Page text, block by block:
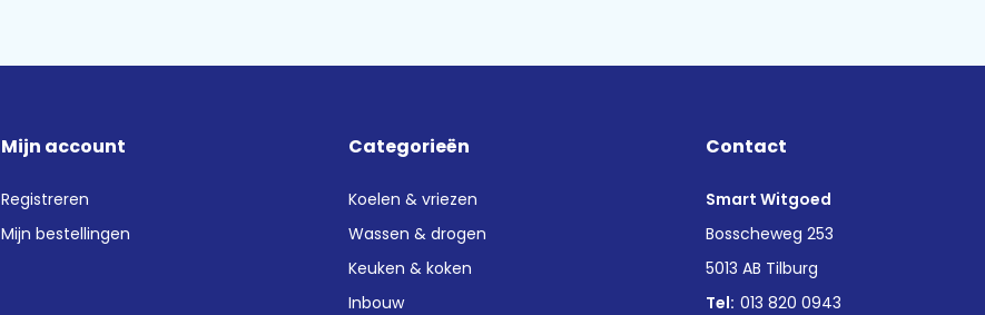
Mijn account
Registreren
Mijn bestellingen
Categorieën
Koelen & vriezen
Wassen & drogen
Keuken & koken
Inbouw
Contact
Smart Witgoed
Bosscheweg 253
5013 AB Tilburg
Tel: 013 820 0943